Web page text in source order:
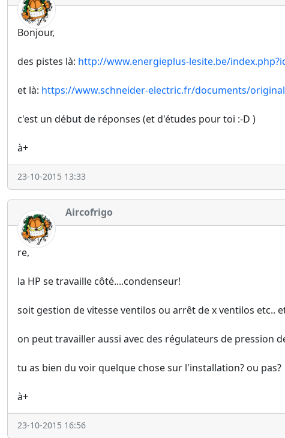
Bonjour,
des pistes là: http://www.energieplus-lesite.be/
et là: https://www.schneider-electric.fr/documents/
c'est un début de réponses (et d'études pour toi :-D )
à+
23-10-2015 13:33
Aircofrigo
re,
la HP se travaille côté....condenseur!
soit gestion de vitesse ventilos ou arrêt de x ventilos etc..
on peut travailler aussi avec des régulateurs de pression
tu as bien du voir quelque chose sur l'installation? ou pas?
à+
23-10-2015 16:56